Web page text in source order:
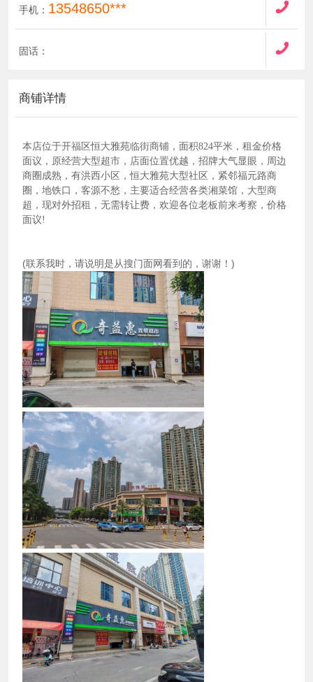
手机： 13548650***
固话：
商铺详情
本店位于开福区恒大雅苑临街商铺，面积824平米，租金价格
面议，原经营大型超市，店面位置优越，招牌大气显眼，周边
商圈成熟，有洪西小区，恒大雅苑大型社区，紧邻福元路商
圈，地铁口，客源不愁，主要适合经营各类湘菜馆，大型商
超，现对外招租，无需转让费，欢迎各位老板前来考察，价格
面议!
(联系我时，请说明是从搜门面网看到的，谢谢！)